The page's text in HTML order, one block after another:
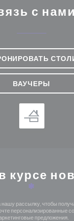
с нами
ВАУЧЕРЫ
курсе
*
рассылку, чтобы
персонализированные
предложения.